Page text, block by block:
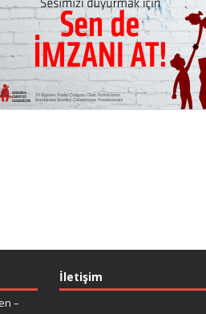
–
İletişim